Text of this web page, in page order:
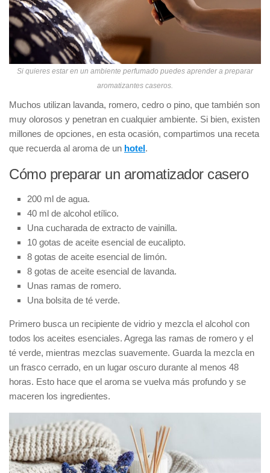
Si quieres estar en un ambiente perfumado puedes aprender a preparar
aromatizantes caseros.
Muchos utilizan lavanda, romero, cedro o pino, que también son
muy olorosos y penetran en cualquier ambiente. Si bien, existen
millones de opciones, en esta ocasión, compartimos una receta
que recuerda al aroma de un hotel.
Cómo preparar un aromatizador casero
200 ml de agua.
40 ml de alcohol etílico.
Una cucharada de extracto de vainilla.
10 gotas de aceite esencial de eucalipto.
8 gotas de aceite esencial de limón.
8 gotas de aceite esencial de lavanda.
Unas ramas de romero.
Una bolsita de té verde.
Primero busca un recipiente de vidrio y mezcla el alcohol con
todos los aceites esenciales. Agrega las ramas de romero y el
té verde, mientras mezclas suavemente. Guarda la mezcla en
un frasco cerrado, en un lugar oscuro durante al menos 48
horas. Esto hace que el aroma se vuelva más profundo y se
maceren los ingredientes.